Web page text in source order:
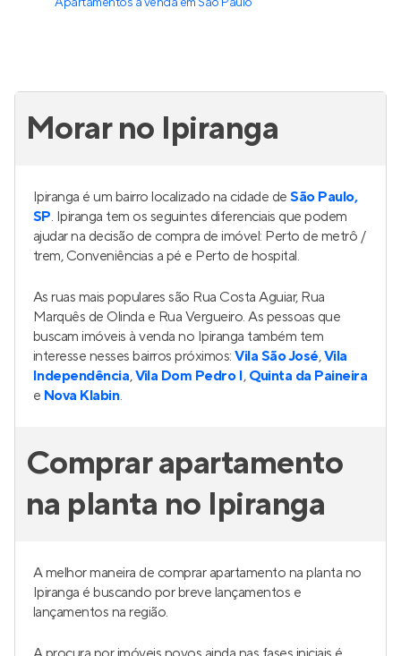
2
1
Venda a partir de
R$ 790.000
Living Hereditá
2 e 3
1 e 4
Venda a partir de
R$ 1.104.503